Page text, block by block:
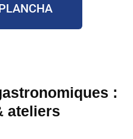
:
ateliers